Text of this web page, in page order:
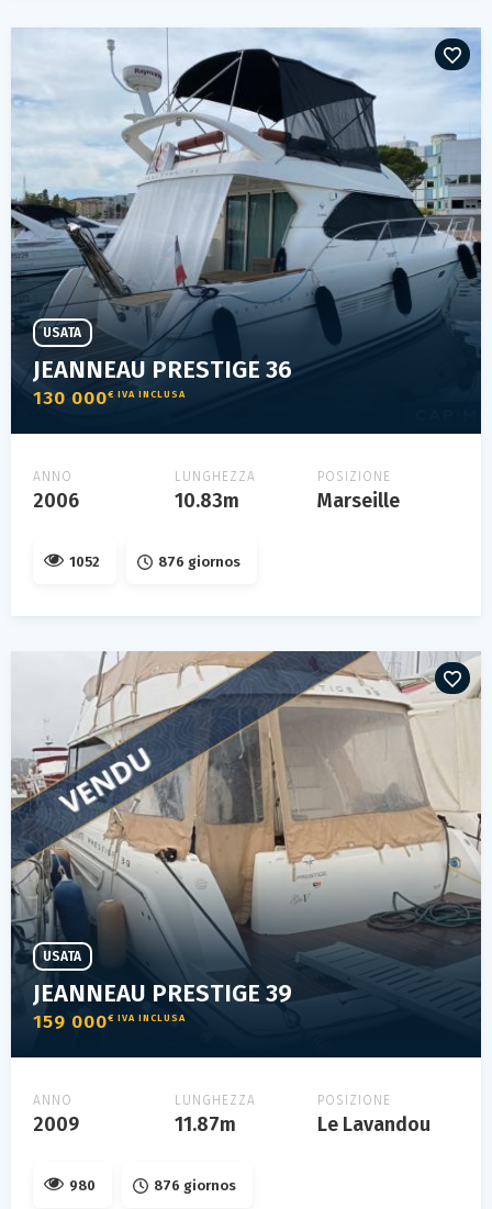
JEANNEAU PRESTIGE 36
130 000€ IVA INCLUSA
USATA
ANNO
2006
LUNGHEZZA
10.83m
POSIZIONE
Marseille
1052 876 giornos
JEANNEAU PRESTIGE 39
159 000€ IVA INCLUSA
USATA
ANNO
2009
LUNGHEZZA
11.87m
POSIZIONE
Le Lavandou
980 876 giornos